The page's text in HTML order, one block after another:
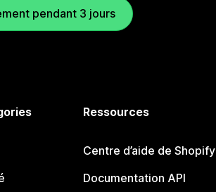
pendant 3 jours
Ressources
Centre d’aide de Shopify
Documentation API